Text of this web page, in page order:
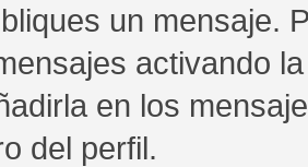
un mensaje.
activando
en los
del perfil.